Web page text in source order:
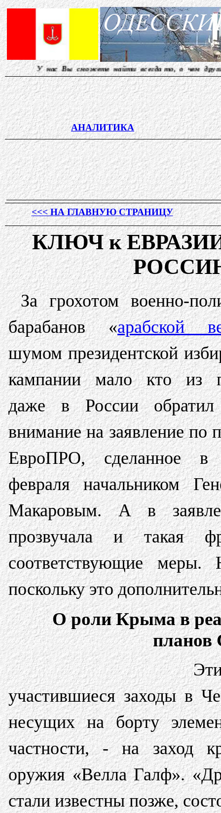
сможете найти всегда то, о чем другие молчат...
АНАЛИТИКА
<<< НА ГЛАВНУЮ СТРАНИЦУ
КЛЮЧ к
За грохотом военно-
барабанов «арабской
шумом президентской
кампании мало кто из
даже в России обратил
внимание на заявление по
ЕвроПРО, сделанное в
февраля начальником
Макаровым. А в
прозвучала и такая
соответствующие
поскольку это
О роли Крыма в
участившиеся заходы в
несущих на борту
частности, - на заход
оружия «Велла Галф».
стали известны позже,